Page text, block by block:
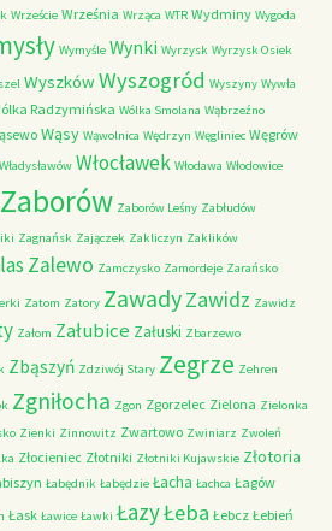
Wrzeście Września Wrząca WTR Wydminy Wygoda
Wymyśle Wynki Wyrzysk Wyrzysk Osiek
WyszkówWyszogród Wyszyny Wywła
Radzymińska Wólka Smolana Wąbrzeźno
Wąsy Wąwolnica Wędrzyn Węgliniec Węgrów
Władysławów Włocławek Włodawa Włodowice
Zaborów Zaborów Leśny Zabłudów
Zagnańsk Zajączek Zakliczyn Zaklików
Zalewo Zamczysko Zamordeje Zarańsko
Zatom Zatory ZawadyZawidz Zawidz
Załom Załubice Załuski Zbarzewo
Zbąszyń Zdziwój Stary Zegrze Zehren
Zgniłocha Zgon Zgorzelec Zielona Zielonka
Zienki Zinnowitz Zwartowo Zwiniarz Zwoleń
Złocieniec Złotniki Złotniki Kujawskie Złotoria
Łabędnik Łabędzie Łacha Łachca Łagów
Łask Ławice Ławki ŁazyŁeba Łebcz Łebień